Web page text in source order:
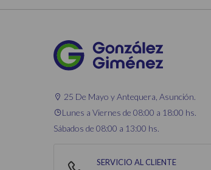
25 De Mayo y Antequera, Asunción.
Lunes a Viernes de 08:00 a 18:00 hs.
Sábados de 08:00 a 13:00 hs.
SERVICIO AL CLIENTE